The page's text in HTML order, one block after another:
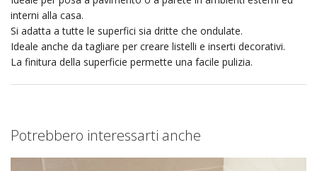
interni alla casa.
Si adatta a tutte le superfici sia dritte che ondulate.
Ideale anche da tagliare per creare listelli e inserti decorativi.
La finitura della superficie permette una facile pulizia.
Potrebbero interessarti anche